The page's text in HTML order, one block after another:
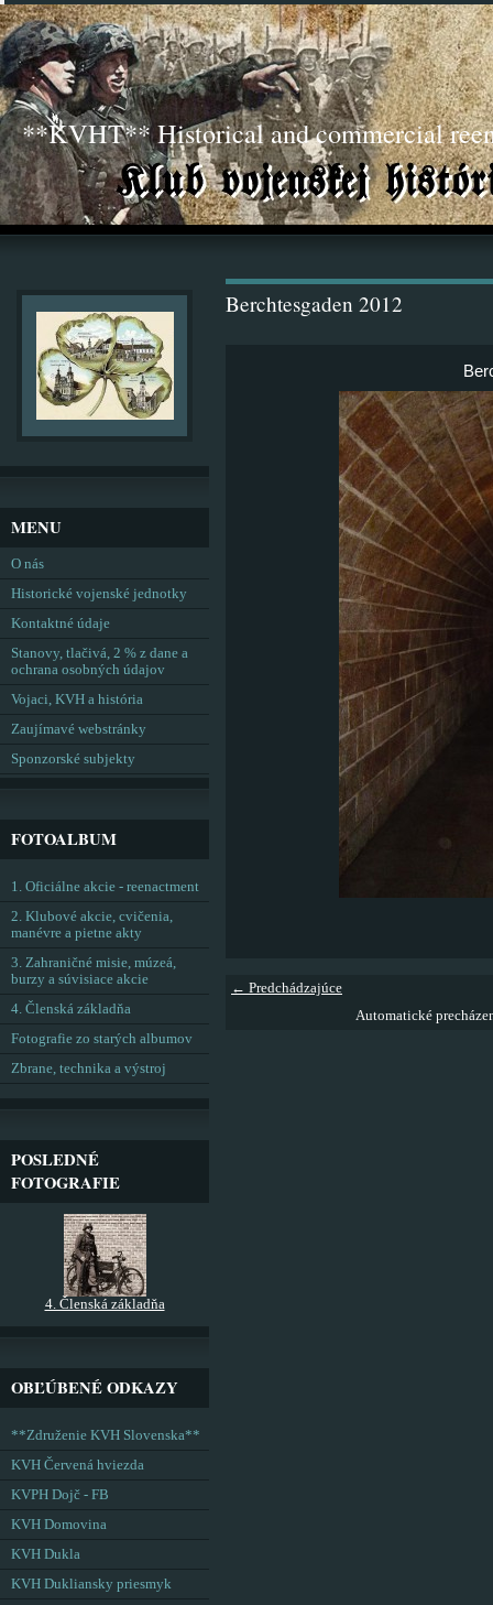
**KVHT** Historical and commercial
Berchtesgaden 2012
← Predchádzajúce
Automatické
MENU
O nás
Historické vojenské jednotky
Kontaktné údaje
Stanovy, tlačivá, 2 % z dane a
ochrana osobných údajov
Vojaci, KVH a história
Zaujímavé webstránky
Sponzorské subjekty
FOTOALBUM
1. Oficiálne akcie - reenactment
2. Klubové akcie, cvičenia,
manévre a pietne akty
3. Zahraničné misie, múzeá,
burzy a súvisiace akcie
4. Členská základňa
Fotografie zo starých albumov
Zbrane, technika a výstroj
POSLEDNÉ
FOTOGRAFIE
4. Členská základňa
OBĽÚBENÉ ODKAZY
**Združenie KVH Slovenska**
KVH Červená hviezda
KVPH Dojč - FB
KVH Domovina
KVH Dukla
KVH Dukliansky priesmyk